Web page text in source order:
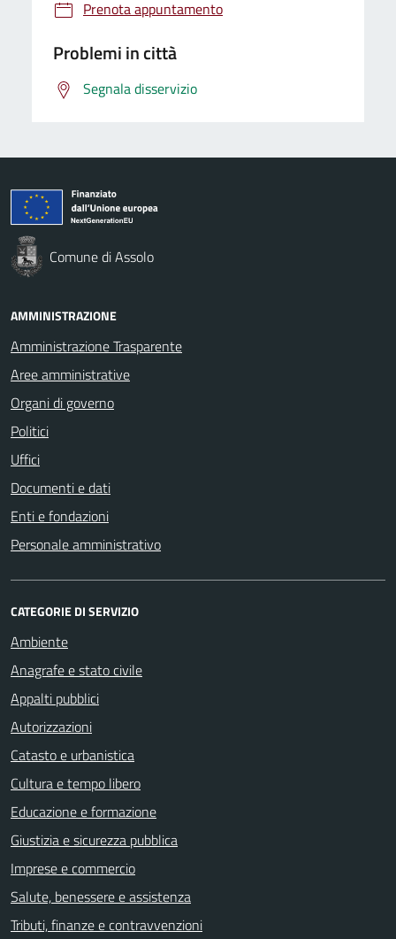
Prenota appuntamento
Problemi in città
Segnala disservizio
Comune di Assolo
AMMINISTRAZIONE
Amministrazione Trasparente
Aree amministrative
Organi di governo
Politici
Uffici
Documenti e dati
Enti e fondazioni
Personale amministrativo
CATEGORIE DI SERVIZIO
Ambiente
Anagrafe e stato civile
Appalti pubblici
Autorizzazioni
Catasto e urbanistica
Cultura e tempo libero
Educazione e formazione
Giustizia e sicurezza pubblica
Imprese e commercio
Salute, benessere e assistenza
Tributi, finanze e contravvenzioni